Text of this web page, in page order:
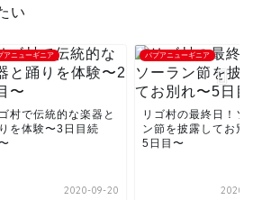
い
アニューギニア
村で伝統的な楽器と
を体験〜3日目続
2020-09-20
パプアニューギニア
リゴ村の最終日！ソ
ン節を披露してお別
5日目〜
2020-